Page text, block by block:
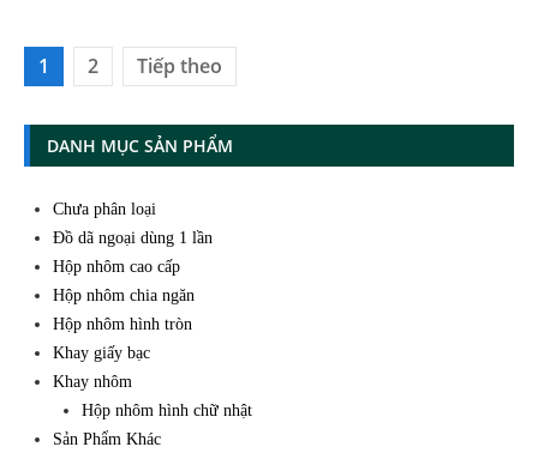
Phân
bài
1 2 Tiếp theo
DANH MỤC SẢN PHẨM
Chưa phân loại
Đồ dã ngoại dùng 1 lần
Hộp nhôm cao cấp
Hộp nhôm chia ngăn
Hộp nhôm hình tròn
Khay giấy bạc
Khay nhôm
Hộp nhôm hình chữ nhật
Sản Phẩm Khác